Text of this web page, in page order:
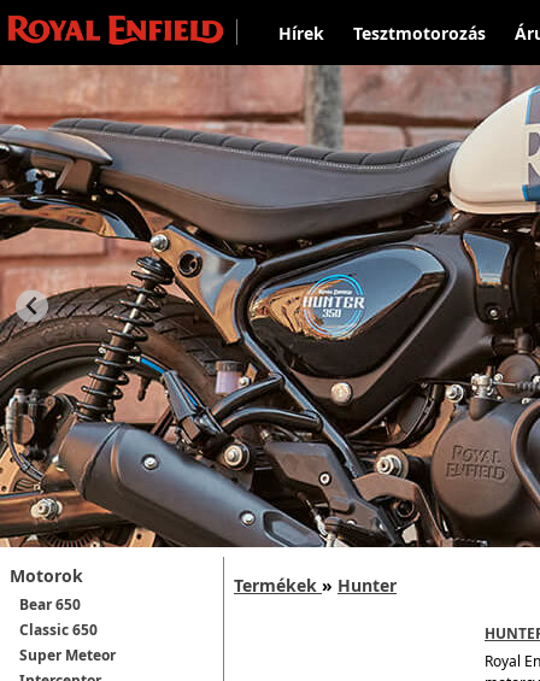
Hírek Tesztmotorozás
Motorok
Bear 650
Classic 650
Super Meteor
Termékek » Hunter
Royal